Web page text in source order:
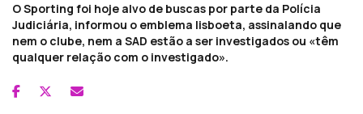
O Sporting foi hoje alvo de buscas por parte da Polícia
Judiciária, informou o emblema lisboeta, assinalando que
nem o clube, nem a SAD estão a ser investigados ou «têm
qualquer relação com o investigado».